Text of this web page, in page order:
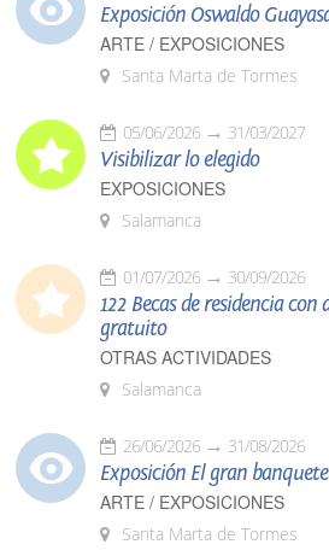
Exposición Oswaldo
ARTE / EXPOSICIONES
Santa Marta de Tormes
05/06/2026 31/03/2027
Visibilizar lo elegido
EXPOSICIONES
Salamanca
01/07/2026 30/09/2026
122 Becas de residencia
gratuito
OTRAS ACTIVIDADES
Salamanca
26/06/2026 31/08/2026
Exposición El gran
ARTE / EXPOSICIONES
Santa Marta de Tormes